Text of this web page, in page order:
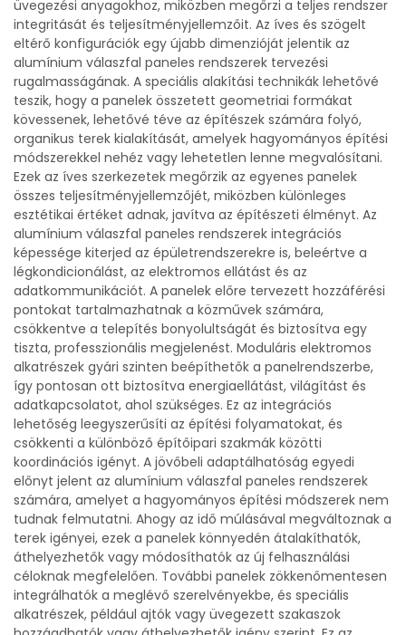
üvegezési anyagokhoz, miközben megőrzi a teljes rendszer
integritását és teljesítményjellemzőit. Az íves és szögelt
eltérő konfigurációk egy újabb dimenzióját jelentik az
alumínium válaszfal paneles rendszerek tervezési
rugalmasságának. A speciális alakítási technikák lehetővé
teszik, hogy a panelek összetett geometriai formákat
kövessenek, lehetővé téve az építészek számára folyó,
organikus terek kialakítását, amelyek hagyományos építési
módszerekkel nehéz vagy lehetetlen lenne megvalósítani.
Ezek az íves szerkezetek megőrzik az egyenes panelek
összes teljesítményjellemzőjét, miközben különleges
esztétikai értéket adnak, javítva az építészeti élményt. Az
alumínium válaszfal paneles rendszerek integrációs
képessége kiterjed az épületrendszerekre is, beleértve a
légkondicionálást, az elektromos ellátást és az
adatkommunikációt. A panelek előre tervezett hozzáférési
pontokat tartalmazhatnak a közművek számára,
csökkentve a telepítés bonyolultságát és biztosítva egy
tiszta, professzionális megjelenést. Moduláris elektromos
alkatrészek gyári szinten beépíthetők a panelrendszerbe,
így pontosan ott biztosítva energiaellátást, világítást és
adatkapcsolatot, ahol szükséges. Ez az integrációs
lehetőség leegyszerűsíti az építési folyamatokat, és
csökkenti a különböző építőipari szakmák közötti
koordinációs igényt. A jövőbeli adaptálhatóság egyedi
előnyt jelent az alumínium válaszfal paneles rendszerek
számára, amelyet a hagyományos építési módszerek nem
tudnak felmutatni. Ahogy az idő múlásával megváltoznak a
terek igényei, ezek a panelek könnyedén átalakíthatók,
áthelyezhetők vagy módosíthatók az új felhasználási
céloknak megfelelően. További panelek zökkenőmentesen
integrálhatók a meglévő szerelvényekbe, és speciális
alkatrészek, például ajtók vagy üvegezett szakaszok